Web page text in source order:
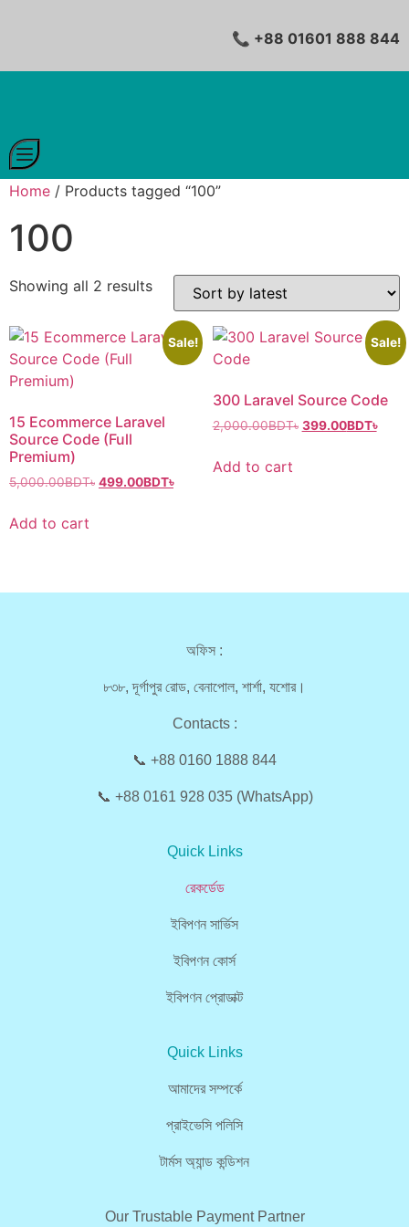
📞 +88 01601 888 844
Home / Products tagged “100”
100
Showing all 2 results
Sale!
15 Ecommerce Laravel
Source Code (Full
Premium)
5,000.00BDT৳ 499.00BDT৳
Add to cart
Sale!
300 Laravel Source Code
2,000.00BDT৳ 399.00BDT৳
Add to cart
অফিস :
৮৩৮, দূর্গাপুর রোড, বেনাপোল, শার্শা, যশোর।
Contacts :
📞 +88 0160 1888 844
📞 +88 0161 928 035 (WhatsApp)
Quick Links
রেকর্ডেড
ইবিপণন সার্ভিস
ইবিপণন কোর্স
ইবিপণন প্রোডাক্ট
Quick Links
আমাদের সম্পর্কে
প্রাইভেসি পলিসি
টার্মস অ্যান্ড কন্ডিশন
Our Trustable Payment Partner